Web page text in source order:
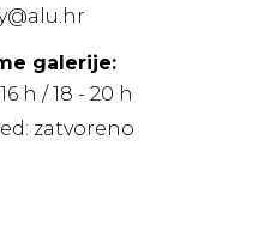
galerije:
h / 18 - 20 h
zatvoreno